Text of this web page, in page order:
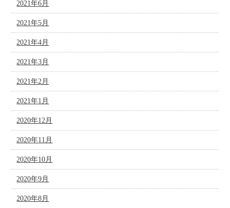
2021年6月
2021年5月
2021年4月
2021年3月
2021年2月
2021年1月
2020年12月
2020年11月
2020年10月
2020年9月
2020年8月